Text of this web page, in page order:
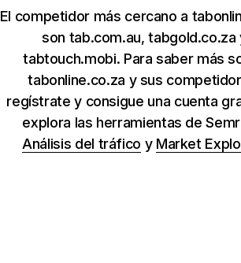
El competidor más cercano a
son tab.com.au, tabgold.co.za
tabtouch.mobi. Para saber más
tabonline.co.za y sus
regístrate y consigue una cuenta
explora las herramientas de
Análisis del tráfico y Market